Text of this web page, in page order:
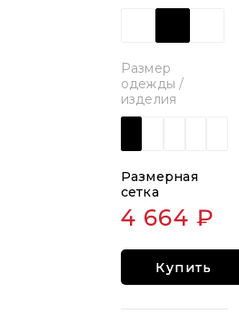
Размер
одежды /
изделия
Размерная
сетка
4 664 ₽
Купить